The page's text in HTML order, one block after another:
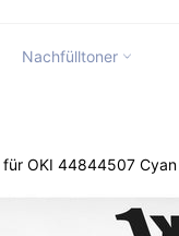
Nachfülltoner
für OKI 44844507 Cyan